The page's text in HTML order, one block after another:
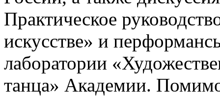
Практическое
искусстве» и
лаборатории
танца» Академии.